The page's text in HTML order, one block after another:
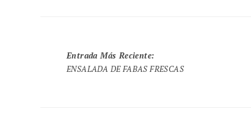
Entrada Más Reciente:
ENSALADA DE FABAS FRESCAS